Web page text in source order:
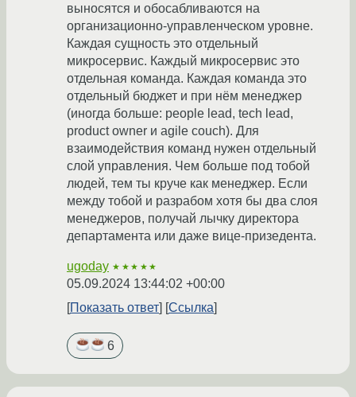
выносятся и обосабливаются на
организационно-управленческом уровне.
Каждая сущность это отдельный
микросервис. Каждый микросервис это
отдельная команда. Каждая команда это
отдельный бюджет и при нём менеджер
(иногда больше: people lead, tech lead,
product owner и agile couch). Для
взаимодействия команд нужен отдельный
слой управления. Чем больше под тобой
людей, тем ты круче как менеджер. Если
между тобой и разрабом хотя бы два слоя
менеджеров, получай лычку директора
департамента или даже вице-призедента.
ugoday ★★★★★
05.09.2024 13:44:02 +00:00
Показать ответ
Ссылка
6